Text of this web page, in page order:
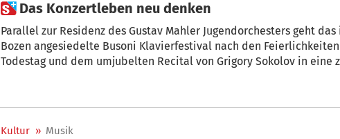
 Das Konzertleben neu denken
Parallel zur Residenz des Gustav Mahler Jugendorchesters geht
Bozen angesiedelte Busoni Klavierfestival nach den Feierlichkeiten
Todestag und dem umjubelten Recital von Grigory Sokolov in eine
Kultur » Musik